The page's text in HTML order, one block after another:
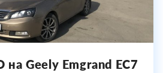
на Geely Emgrand EC7